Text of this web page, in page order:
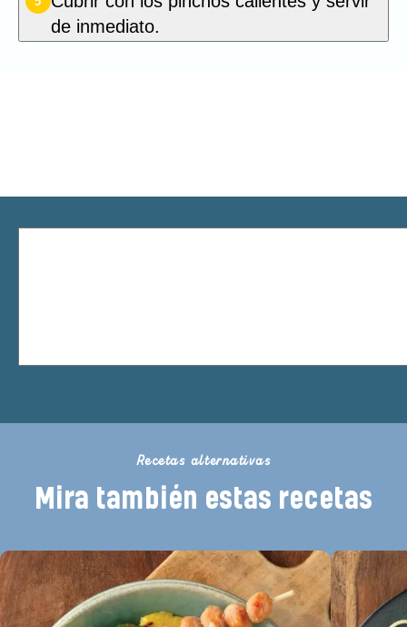
de inmediato.
Recetas alternativas
Mira también estas recetas